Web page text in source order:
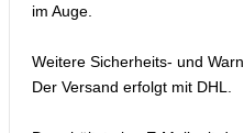
im Auge.
Weitere Sicherheits- und
Der Versand erfolgt mit DHL.